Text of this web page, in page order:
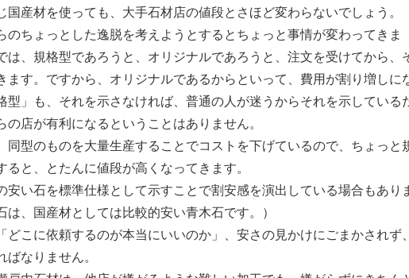
産材を使っても、大手石材店の値段とさほど変わらないでしょう。
ちょっとした逸脱を考えようとするとちょっと事情が変わってきま
は、規格型であろうと、オリジナルであろうと、注文を受けてから、
ます。ですから、オリジナルであるからといって、費用が割り増しに
型」も、それを示さなければ、普通の人が迷うからそれを示している
店が有利になるということはありません。
型のものを大量生産することでコストを下げているので、ちょっと
と、とたんに値段が高くなってきます。
い石を標準仕様として示すことで割安感を演出している場合もあり
、国産材としては比較的安い青木石です。）
こに依頼するのが本当にいいのか」、安さの見かけにごまかされず、
なりません。